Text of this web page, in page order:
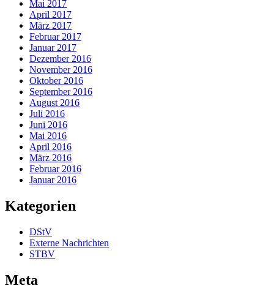
Mai 2017
April 2017
März 2017
Februar 2017
Januar 2017
Dezember 2016
November 2016
Oktober 2016
September 2016
August 2016
Juli 2016
Juni 2016
Mai 2016
April 2016
März 2016
Februar 2016
Januar 2016
Kategorien
DStV
Externe Nachrichten
STBV
Meta